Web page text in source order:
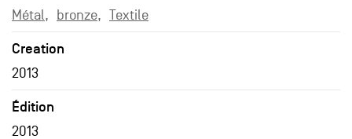
Métal bronze Textile
Creation
2013
Édition
2013